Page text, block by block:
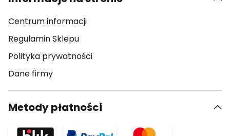
Centrum informacji
Regulamin Sklepu
Polityka prywatności
Dane firmy
Metody płatności